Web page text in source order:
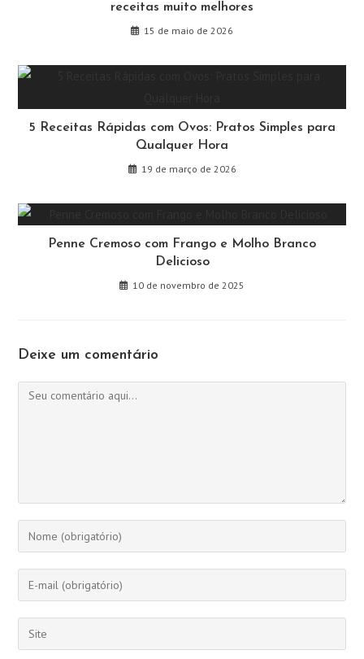
receitas muito melhores
15 de maio de 2026
5 Receitas Rápidas com Ovos: Pratos Simples para
Qualquer Hora
19 de março de 2026
Penne Cremoso com Frango e Molho Branco
Delicioso
10 de novembro de 2025
Deixe um comentário
Comentário
Digite
seu
nome
ou
de
usuário
Digite
seu
endereço
de
Digite
o